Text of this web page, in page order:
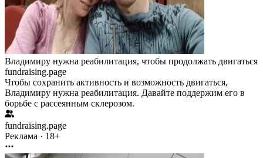
Владимиру нужна реабилитация, чтобы продолжать двигаться
fundraising.page
Чтобы сохранить активность и возможность двигаться,
Владимиру нужна реабилитация. Давайте поддержим его в
борьбе с рассеянным склерозом.
fundraising.page
Реклама · 18+